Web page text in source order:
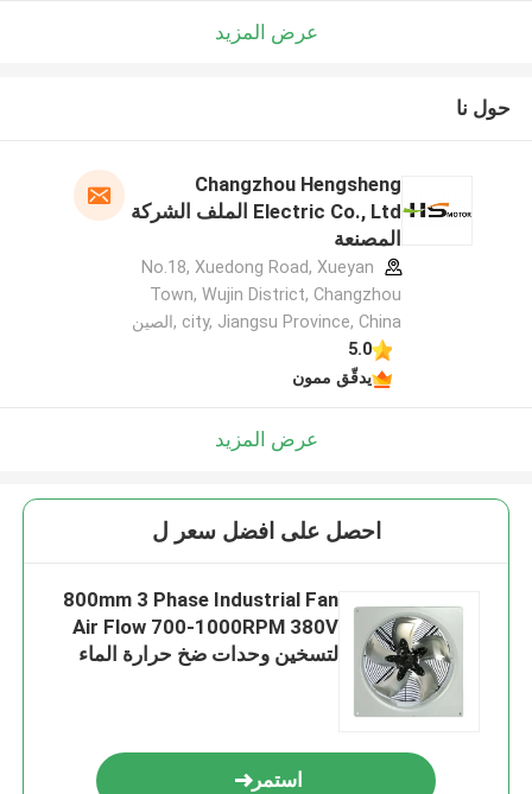
عرض المزيد
حول نا
Changzhou Hengsheng
Electric Co., Ltd الملف الشركة
المصنعة
No.18, Xuedong Road, Xueyan
Town, Wujin District, Changzhou
city, Jiangsu Province, China ,الصين
5.0
يدقّق ممون
عرض المزيد
احصل على افضل سعر ل
800mm 3 Phase Industrial Fan
Air Flow 700-1000RPM 380V
لتسخين وحدات ضخ حرارة الماء
استمر